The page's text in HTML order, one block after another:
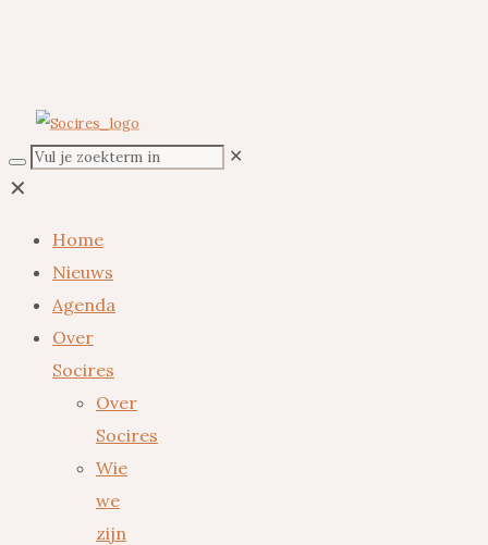
✕
✕
Home
Nieuws
Agenda
Over
Socires
Over
Socires
Wie
we
zijn